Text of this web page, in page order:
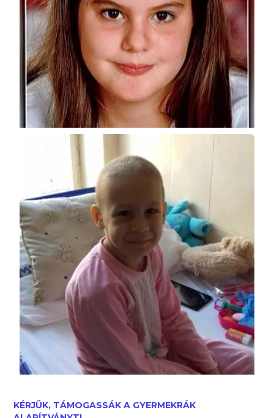
KÉRJÜK, TÁMOGASSÁK A GYERMEKRÁK